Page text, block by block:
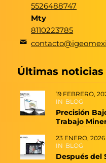
5526488747
Mty
8110223785
Últimas noticias
19 FEBRERO,
IN BLOG
Precisión
Trabajo
23 ENERO, 2026
IN BLOG
Después del